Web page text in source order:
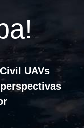
UAVs